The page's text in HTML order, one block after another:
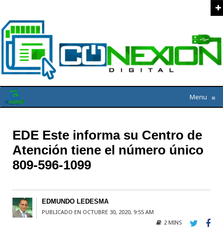
Menu ≡
EDE Este informa su Centro de
Atención tiene el número único
809-596-1099
EDMUNDO LEDESMA
PUBLICADO EN OCTUBRE 30, 2020, 9:55 AM
2 MINS